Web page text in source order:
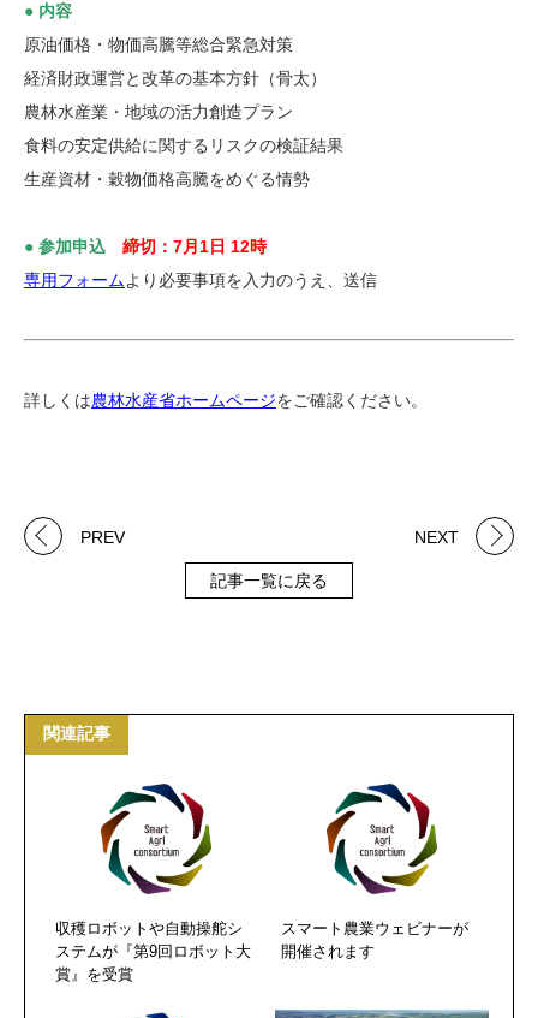
● 内容
原油価格・物価高騰等総合緊急対策
経済財政運営と改革の基本方針（骨太）
農林水産業・地域の活力創造プラン
食料の安定供給に関するリスクの検証結果
生産資材・穀物価格高騰をめぐる情勢
● 参加申込 締切：7月1日 12時
専用フォームより必要事項を入力のうえ、送信
詳しくは農林水産省ホームページをご確認ください。
PREV
記事一覧に戻る
NEXT
関連記事
収穫ロボットや自動操舵シ
ステムが『第9回ロボット大
賞』を受賞
スマート農業ウェビナーが
開催されます